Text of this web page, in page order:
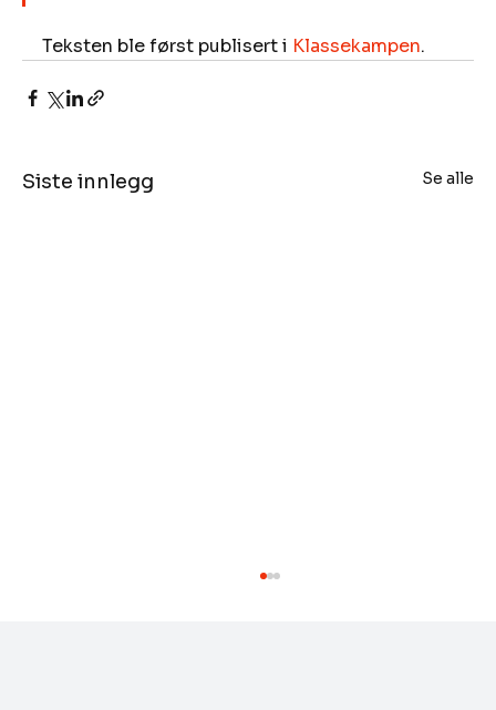
Teksten ble først publisert i Klassekampen.
Siste innlegg Se alle